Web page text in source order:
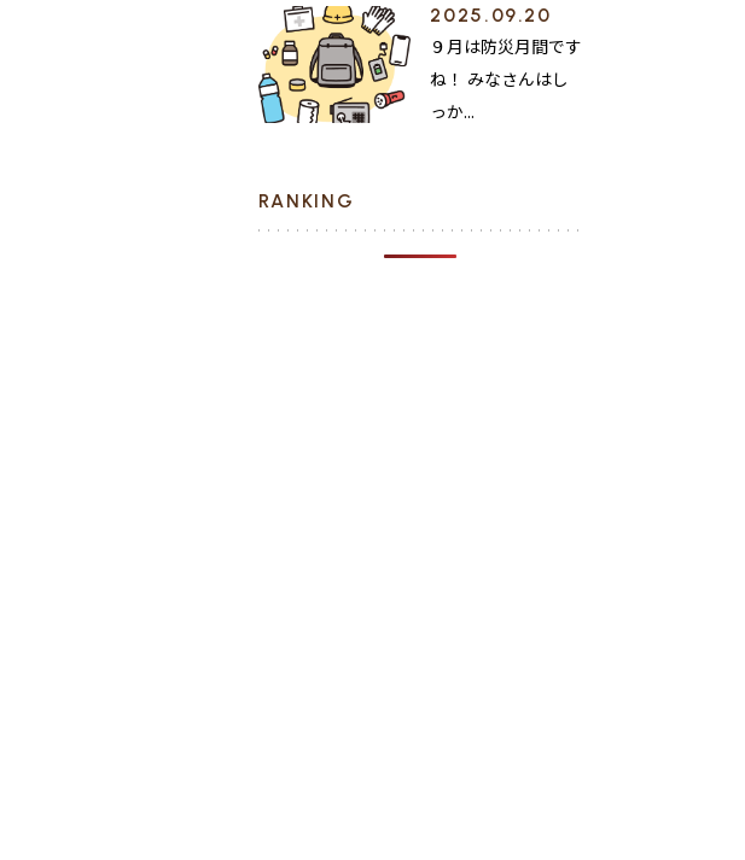
2025.09.20
９月は防災月間です
ね！ みなさんはし
っか...
RANKING